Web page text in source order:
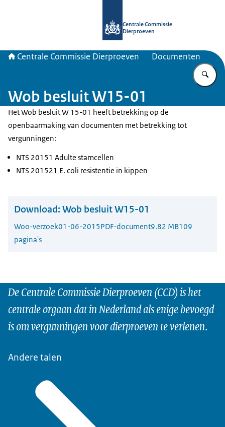
Centrale Commissie
Dierproeven
Centrale Commissie Dierproeven Documenten
Wob besluit W15-01
Het Wob besluit W 15-01 heeft betrekking op de
openbaarmaking van documenten met betrekking tot
vergunningen:
NTS 20151 Adulte stamcellen
NTS 201521 E. coli resistentie in kippen
Download: Wob besluit W15-01
Woo-verzoek01-06-2015PDF-document9.82 MB109
pagina's
De Centrale Commissie Dierproeven (CCD) is het
centrale orgaan dat in Nederland als enige bevoegd
is om vergunningen voor dierproeven te verlenen.
Andere talen